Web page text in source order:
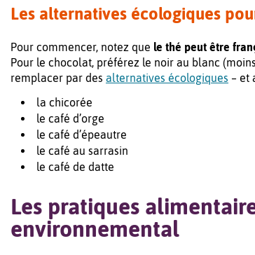
Les alternatives écologiques
Pour commencer, notez que le thé peut être
Pour le chocolat, préférez le noir au blanc
remplacer par des alternatives écologiques – et
la chicorée
le café d’orge
le café d’épeautre
le café au sarrasin
le café de datte
Les pratiques
environnemental